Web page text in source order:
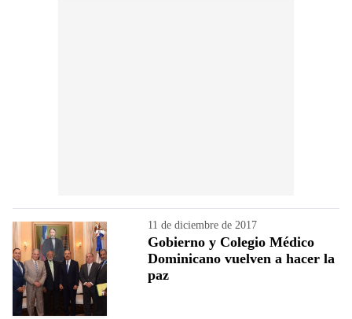
11 de diciembre de 2017
Gobierno y Colegio Médico
Dominicano vuelven a hacer la
paz